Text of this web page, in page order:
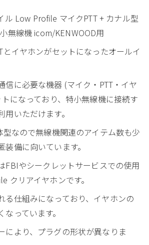
ル Low Profile マイクPTT + カナル型
無線機 icom/KENWOOD用
とイヤホンがセットになったオールイ
信に必要な機器 (マイク・PTT・イヤ
になっており、特小無線機に接続す
いただけます。
型なので無線機関連のアイテム数も少
備に向いています。
FBIやシークレットサービスでの使用
クリアイヤホンです。
る仕組みになっており、イヤホンの
っています。
により、プラグの形状が異なりま